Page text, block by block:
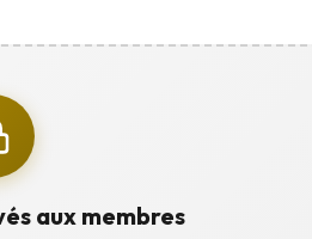
vidéos, et recevez
déplacer !
aux membres